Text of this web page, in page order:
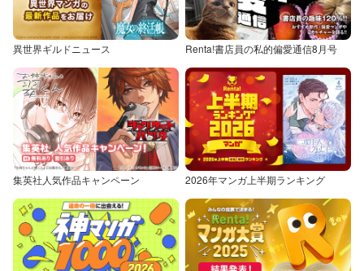
異世界ギルドニュース Renta!書店員の私的偏愛通信8月号
集英社人気作品キャンペーン 2026年マンガ上半期ランキング